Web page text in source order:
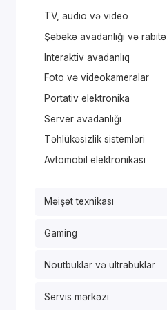
TV, audio və video
Şəbəkə avadanlığı və rabitə
Interaktiv avadanlıq
Foto və videokameralar
Portativ elektronika
Server avadanlığı
Təhlükəsizlik sistemləri
Avtomobil elektronikası
Məişət texnikası
Gaming
Noutbuklar və ultrabuklar
Servis mərkəzi